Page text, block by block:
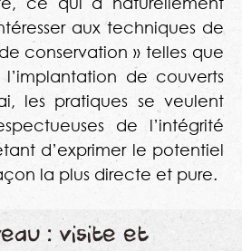
aux techniques de
conservation » telles que
l’implantation de couverts
les pratiques se veulent
de l’intégrité
d’exprimer le potentiel
la plus directe et pure.
: visite et